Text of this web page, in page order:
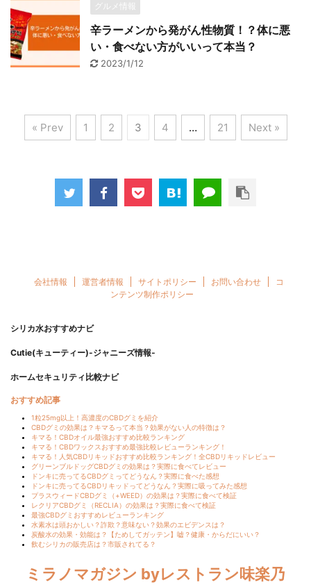
グルメ情報
辛ラーメンから発がん性物質！？体に悪
い・食べない方がいいって本当？
2023/1/12
« Prev 1 2 3 4 … 21 Next »
会社情報 運営者情報 サイトポリシー お問い合わせ
コ
ンテンツ制作ポリシー
シリカ水おすすめナビ
Cutie(キューティー)-ジャニーズ情報-
ホームセキュリティ比較ナビ
おすすめ記事
1粒25mg以上！高濃度のCBDグミを紹介
CBDグミの効果は？キマるって本当？効果がない人の特徴は？
キマる！CBDオイル最強おすすめ比較ランキング
キマる！CBDワックスおすすめ最強比較レビューランキング！
キマる！人気CBDリキッドおすすめ比較ランキング！全CBDリキッドレビュー
グリーンブルドッグCBDグミの効果は？実際に食べてレビュー
ドンキに売ってるCBDグミってどうなん？実際に食べた感想
ドンキに売ってるCBDリキッドってどうなん？実際に吸ってみた感想
プラスウィードCBDグミ（+WEED）の効果は？実際に食べて検証
レクリアCBDグミ（RECLIA）の効果は？実際に食べて検証
最強CBDグミおすすめレビューランキング
水素水は頭おかしい？詐欺？意味ない？効果のエビデンスは？
炭酸水の効果・効能は？【ためしてガッテン】嘘？健康・からだにいい？
飲むシリカの販売店は？市販されてる？
ミラノマガジン byレストラン味楽乃